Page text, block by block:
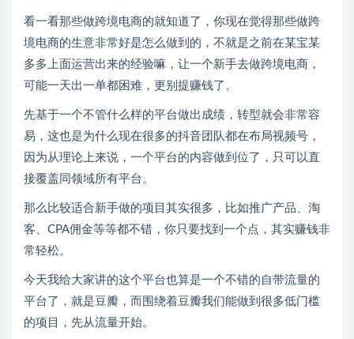
看一看那些做跨境电商的就知道了，你现在觉得那些做跨
境电商的生意非常好是怎么做到的，不就是之前在某宝某
多多上面运营出来的经验嘛，让一个新手去做跨境电商，
可能一天出一单都困难，更别提赚钱了。
先基于一个不管什么样的平台做出成绩，转型就会非常容
易，这也是为什么现在很多的抖音团队都在布局视频号，
因为从理论上来说，一个平台的内容做到位了，只可以直
接覆盖同领域所有平台。
那么比较适合新手做的项目其实很多，比如推广产品、淘
客、CPA佣金等等都不错，你只要找到一个点，其实赚钱非
常轻松。
今天我给大家讲的这个平台也算是一个不错的自带流量的
平台了，就是豆瓣，而围绕着豆瓣我们能做到很多低门槛
的项目，先从流量开始。